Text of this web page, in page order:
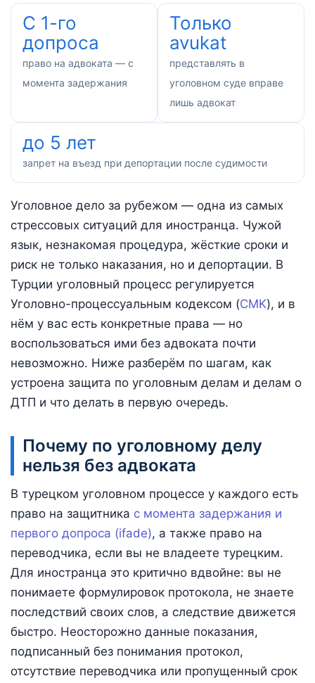
С 1-го
допроса
право на адвоката — с
момента задержания
Только
avukat
представлять в
уголовном суде вправе
лишь адвокат
до 5 лет
запрет на въезд при депортации после судимости
Уголовное дело за рубежом — одна из самых
стрессовых ситуаций для иностранца. Чужой
язык, незнакомая процедура, жёсткие сроки и
риск не только наказания, но и депортации. В
Турции уголовный процесс регулируется
Уголовно-процессуальным кодексом (CMK), и в
нём у вас есть конкретные права — но
воспользоваться ими без адвоката почти
невозможно. Ниже разберём по шагам, как
устроена защита по уголовным делам и делам о
ДТП и что делать в первую очередь.
Почему по уголовному делу
нельзя без адвоката
В турецком уголовном процессе у каждого есть
право на защитника с момента задержания и
первого допроса (ifade), а также право на
переводчика, если вы не владеете турецким.
Для иностранца это критично вдвойне: вы не
понимаете формулировок протокола, не знаете
последствий своих слов, а следствие движется
быстро. Неосторожно данные показания,
подписанный без понимания протокол,
отсутствие переводчика или пропущенный срок